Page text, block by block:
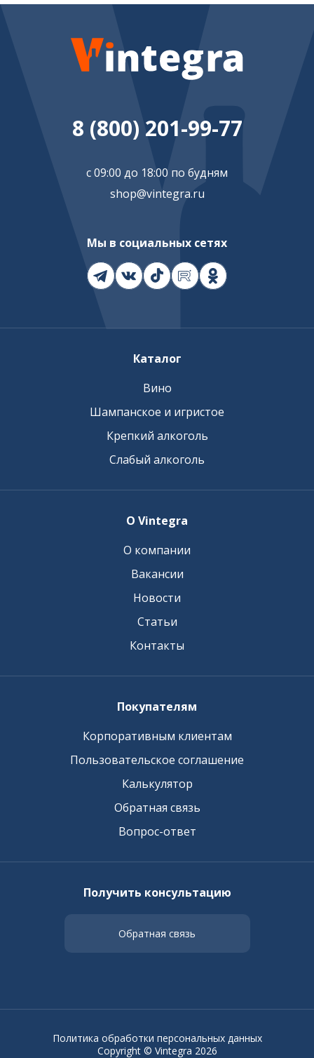
8 (800) 201-99-77
с 09:00 до 18:00 по будням
shop@vintegra.ru
Мы в социальных сетях
Каталог
Вино
Шампанское и игристое
Крепкий алкоголь
Слабый алкоголь
О Vintegra
О компании
Вакансии
Новости
Статьи
Контакты
Покупателям
Корпоративным клиентам
Пользовательское соглашение
Калькулятор
Обратная связь
Вопрос-ответ
Получить консультацию
Обратная связь
Copyright © Vintegra 2026
Политика обработки персональных данных